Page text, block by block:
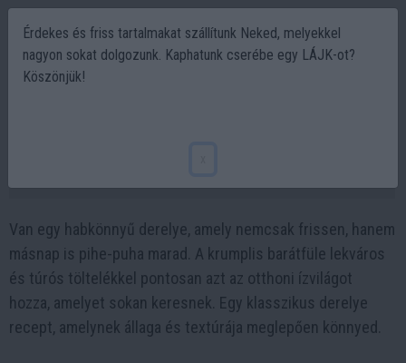
Van egy habkönnyű derelye, amely nemcsak frissen, hanem
másnap is pihe-puha marad. A krumplis barátfüle lekváros
és túrós töltelékkel pontosan azt az otthoni ízvilágot
hozza, amelyet sokan keresnek. Egy klasszikus derelye
recept, amelynek állaga és textúrája meglepően könnyed.
Érdekes és friss tartalmakat szállítunk Neked, melyekkel
nagyon sokat dolgozunk. Kaphatunk cserébe egy LÁJK-ot?
Köszönjük!